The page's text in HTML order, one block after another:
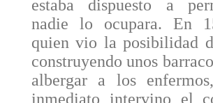
estaba dispuesto a
nadie lo ocupara. En
quien vio la posibilidad
construyendo unos
albergar a los
inmediato intervino el